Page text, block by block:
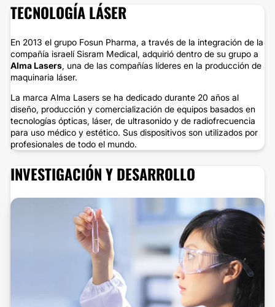
TECNOLOGÍA LÁSER
En 2013 el grupo Fosun Pharma, a través de la integración de la
compañía israelí Sisram Medical, adquirió dentro de su grupo a
Alma Lasers, una de las compañías líderes en la producción de
maquinaria láser.
La marca Alma Lasers se ha dedicado durante 20 años al
diseño, producción y comercialización de equipos basados ​​en
tecnologías ópticas, láser, de ultrasonido y de radiofrecuencia
para uso médico y estético. Sus dispositivos son utilizados por
profesionales de todo el mundo.
INVESTIGACIÓN Y DESARROLLO